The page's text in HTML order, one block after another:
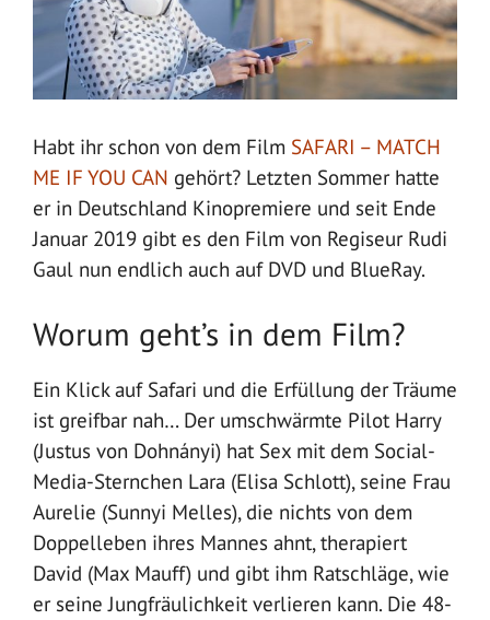
Habt ihr schon von dem Film SAFARI – MATCH
ME IF YOU CAN gehört? Letzten Sommer hatte
er in Deutschland Kinopremiere und seit Ende
Januar 2019 gibt es den Film von Regiseur Rudi
Gaul nun endlich auch auf DVD und BlueRay.
Worum geht’s in dem Film?
Ein Klick auf Safari und die Erfüllung der Träume
ist greifbar nah… Der umschwärmte Pilot Harry
(Justus von Dohnányi) hat Sex mit dem Social-
Media-Sternchen Lara (Elisa Schlott), seine Frau
Aurelie (Sunnyi Melles), die nichts von dem
Doppelleben ihres Mannes ahnt, therapiert
David (Max Mauff) und gibt ihm Ratschläge, wie
er seine Jungfräulichkeit verlieren kann. Die 48-